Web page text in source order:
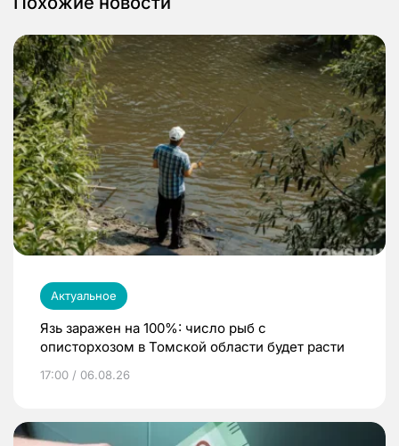
Актуальное
Язь заражен на 100%: число рыб с
описторхозом в Томской области будет расти
17:00 / 06.08.26